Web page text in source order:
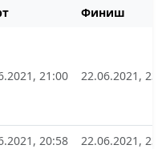
Финиш
21:00 22.06.2021,
20:58 22.06.2021,